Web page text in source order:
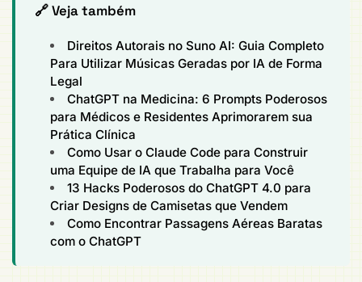
🔗 Veja também
Direitos Autorais no Suno AI: Guia Completo
Para Utilizar Músicas Geradas por IA de Forma
Legal
ChatGPT na Medicina: 6 Prompts Poderosos
para Médicos e Residentes Aprimorarem sua
Prática Clínica
Como Usar o Claude Code para Construir
uma Equipe de IA que Trabalha para Você
13 Hacks Poderosos do ChatGPT 4.0 para
Criar Designs de Camisetas que Vendem
Como Encontrar Passagens Aéreas Baratas
com o ChatGPT